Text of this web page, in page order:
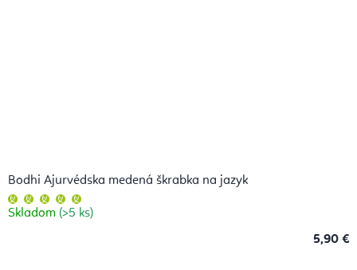
Bodhi Ajurvédska medená škrabka na jazyk
hodnotenie
produktu
je
Skladom (>5 ks)
5,90 €